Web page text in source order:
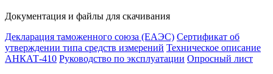
Документация и файлы для скачивания
Декларация таможенного союза (ЕАЭС) Сертификат об
утверждении типа средств измерений Техническое описание
АНКАТ-410 Руководство по эксплуатации Опросный лист